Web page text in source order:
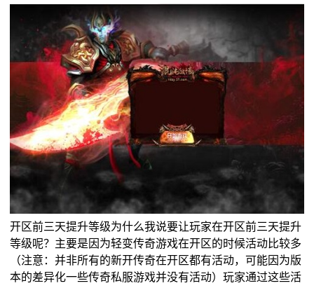
开区前三天提升等级为什么我说要让玩家在开区前三天提升
等级呢？主要是因为轻变传奇游戏在开区的时候活动比较多
（注意：并非所有的新开传奇在开区都有活动，可能因为版
本的差异化一些传奇私服游戏并没有活动）玩家通过这些活